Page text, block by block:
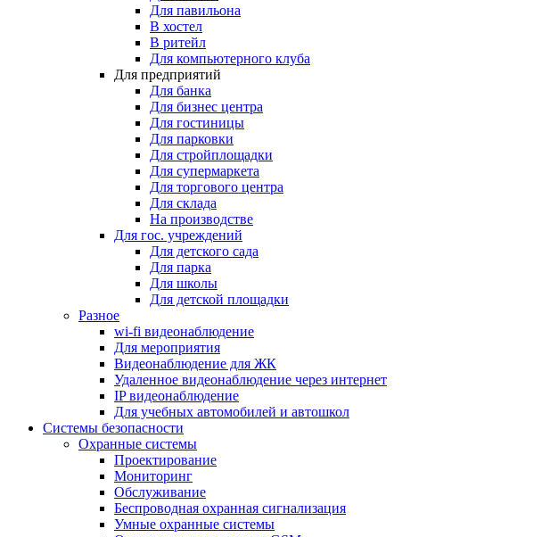
Для павильона
В хостел
В ритейл
Для компьютерного клуба
Для предприятий
Для банка
Для бизнес центра
Для гостиницы
Для парковки
Для стройплощадки
Для супермаркета
Для торгового центра
Для склада
На производстве
Для гос. учреждений
Для детского сада
Для парка
Для школы
Для детской площадки
Разное
wi-fi видеонаблюдение
Для мероприятия
Видеонаблюдение для ЖК
Удаленное видеонаблюдение через интернет
IP видеонаблюдение
Для учебных автомобилей и автошкол
Системы безопасности
Охранные системы
Проектирование
Мониторинг
Обслуживание
Беспроводная охранная сигнализация
Умные охранные системы